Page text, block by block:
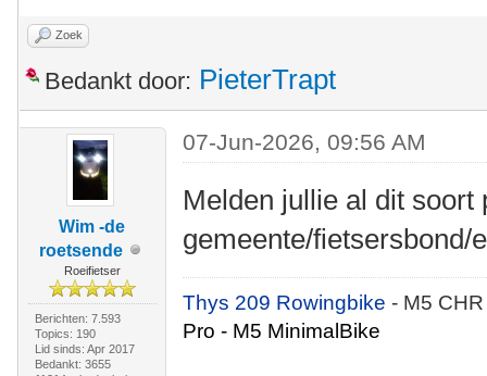
Zoek
Bedankt door: PieterTrapt
Wim -de
roetsende
Roeifietser
Berichten: 7.593
Topics: 190
Lid sinds: Apr 2017
Bedankt: 3655
07-Jun-2026, 09:56 AM
Melden jullie al dit soort
gemeente/fietsersbond/
Thys 209 Rowingbike- M5
Pro - M5 MinimalBike